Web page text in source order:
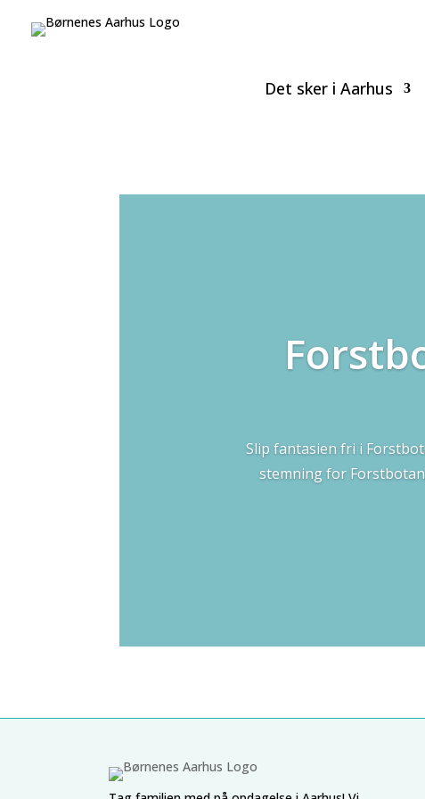
Det sker i Aarhus
Slip fantasien fri i
stemning for